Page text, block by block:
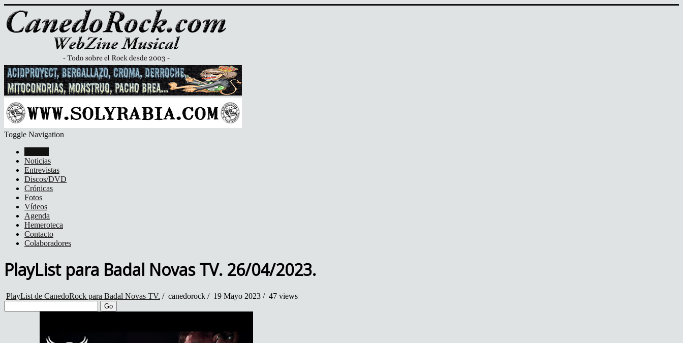
Toggle Navigation
Noticias
Entrevistas
Discos/DVD
Crónicas
Fotos
Vídeos
Agenda
Hemeroteca
Contacto
Colaboradores
PlayList para Badal Novas TV. 26/04/2023.
PlayList de CanedoRock para Badal Novas TV. / canedorock / 19 Mayo 2023 / 47 views
Go